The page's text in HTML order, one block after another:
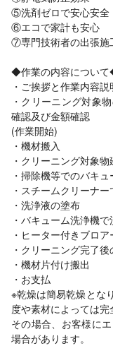
⑤洗剤ゼロで安心安全
⑥エコで家計も安心
⑦専門技術者の出張施
◆作業の内容につい
・ご挨拶と作業内容説
・クリーニング対象
確認及び金額確認
(作業開始)
・機材搬入
・クリーニング対象
・掃除機等でのバキ
・スチームクリーナ
・洗浄液の塗布
・バキューム洗浄機
・ヒーター付きブロ
・クリーニング完了
・機材片付け搬出
・お支払
※乾燥は簡易乾燥とな
度や素材によっては完
その場合、お客様に
場合があります。